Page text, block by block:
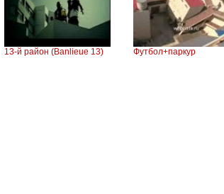
13-й район (Banlieue 13) Футбол+паркур